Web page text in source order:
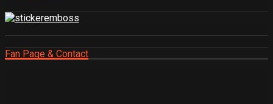
Fan Page & Contact